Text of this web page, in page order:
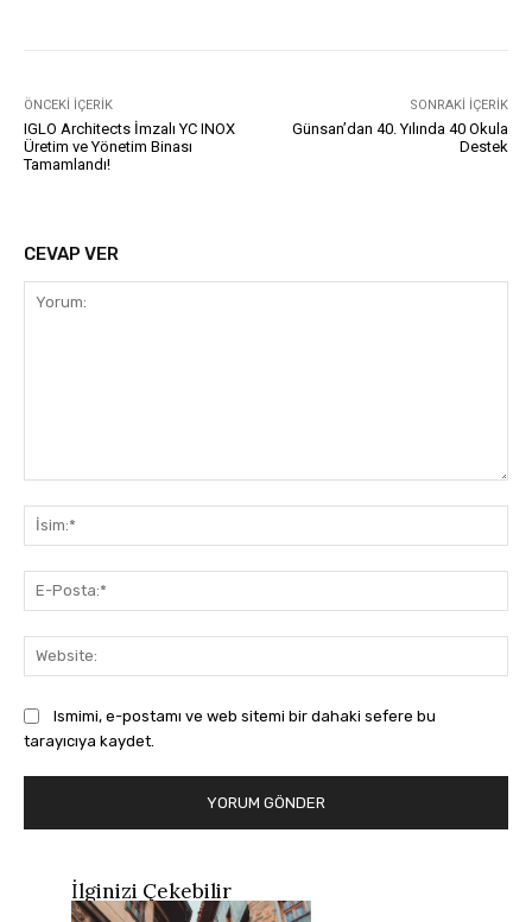
ÖNCEKI İÇERIK
IGLO Architects İmzalı YC INOX
Üretim ve Yönetim Binası
Tamamlandı!
SONRAKI İÇERIK
Günsan’dan 40. Yılında 40 Okula
Destek
CEVAP VER
Ismimi, e-postamı ve web sitemi bir dahaki sefere bu
tarayıcıya kaydet.
İlginizi Çekebilir